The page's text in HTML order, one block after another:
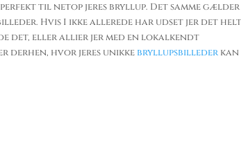
til netop jeres bryllup. Det samme
Hvis I ikke allerede har udset jer det
det, eller allier jer med en lokalkendt
derhen, hvor jeres unikke bryllupsbilleder kan